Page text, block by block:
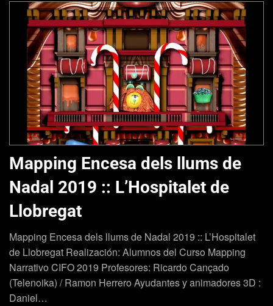
Mapping Encesa dels llums de
Nadal 2019 :: L’Hospitalet de
Llobregat
Mapping Encesa dels llums de Nadal 2019 :: L’Hospitalet
de Llobregat Realización: Alumnos del Curso Mapping
Narrativo CIFO 2019 Profesores: Ricardo Cançado
(Telenoika) / Ramon Herrero Ayudantes y animadores 3D :
Daniel…